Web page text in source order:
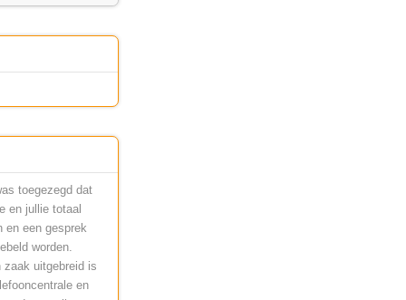
toegezegd dat
en jullie totaal
en een gesprek
worden.
zaak uitgebreid is
en